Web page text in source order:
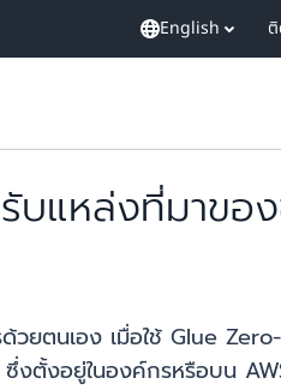
English
บแหล่งที่มาข
ยตนเอง เมื่อใช้ Glue
งตั้งอยู่ในองค์กรหรือบน